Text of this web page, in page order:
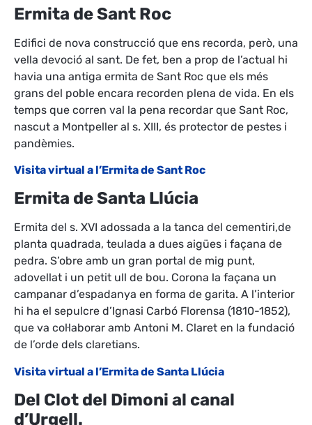
Ermita de Sant Roc
Edifici de nova construcció que ens recorda, però, una
vella devoció al sant. De fet, ben a prop de l’actual hi
havia una antiga ermita de Sant Roc que els més
grans del poble encara recorden plena de vida. En els
temps que corren val la pena recordar que Sant Roc,
nascut a Montpeller al s. XIII, és protector de pestes i
pandèmies.
Visita virtual a l’Ermita de Sant Roc
Ermita de Santa Llúcia
Ermita del s. XVI adossada a la tanca del cementiri,de
planta quadrada, teulada a dues aigües i façana de
pedra. S’obre amb un gran portal de mig punt,
adovellat i un petit ull de bou. Corona la façana un
campanar d’espadanya en forma de garita. A l’interior
hi ha el sepulcre d’Ignasi Carbó Florensa (1810-1852),
que va col·laborar amb Antoni M. Claret en la fundació
de l’orde dels claretians.
Visita virtual a l’Ermita de Santa Llúcia
Del Clot del Dimoni al canal
d’Urgell.